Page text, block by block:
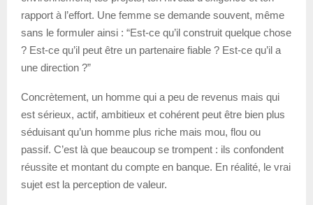
rapport à l’effort. Une femme se demande souvent, même
sans le formuler ainsi : “Est-ce qu’il construit quelque chose
? Est-ce qu’il peut être un partenaire fiable ? Est-ce qu’il a
une direction ?”
Concrètement, un homme qui a peu de revenus mais qui
est sérieux, actif, ambitieux et cohérent peut être bien plus
séduisant qu’un homme plus riche mais mou, flou ou
passif. C’est là que beaucoup se trompent : ils confondent
réussite et montant du compte en banque. En réalité, le vrai
sujet est la perception de valeur.